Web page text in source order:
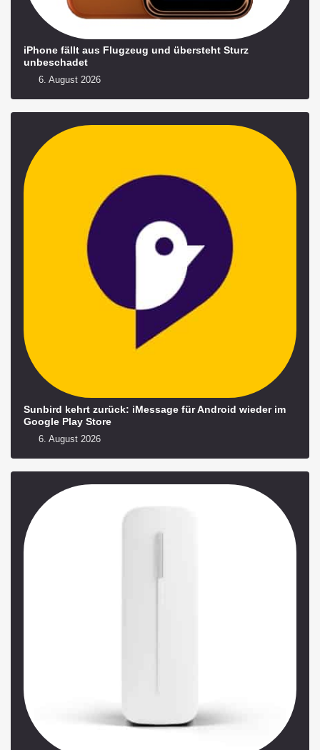
iPhone fällt aus Flugzeug und übersteht Sturz
unbeschadet
6. August 2026
Sunbird kehrt zurück: iMessage für Android wieder im
Google Play Store
6. August 2026